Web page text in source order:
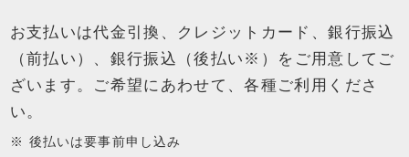
お支払いは代金引換、クレジットカード、銀行振込
（前払い）、銀行振込（後払い※）を ご用意してご
ざいます。ご希望にあわせて、各種ご利用くださ
い。
後払いは要事前申し込み